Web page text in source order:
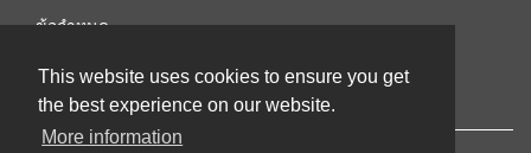
This website uses cookies to ensure you get
the best experience on our website.
More information
ข้อกำหนด
ติดต่อเรา